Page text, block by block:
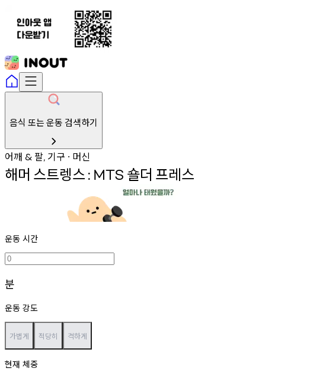
음식 또는 운동 검색하기
어깨 & 팔, 기구 ∙ 머신
해머 스트렝스: MTS 숄더 프레스
운동 시간
분
운동 강도
가볍게 적당히 격하게
현재 체중